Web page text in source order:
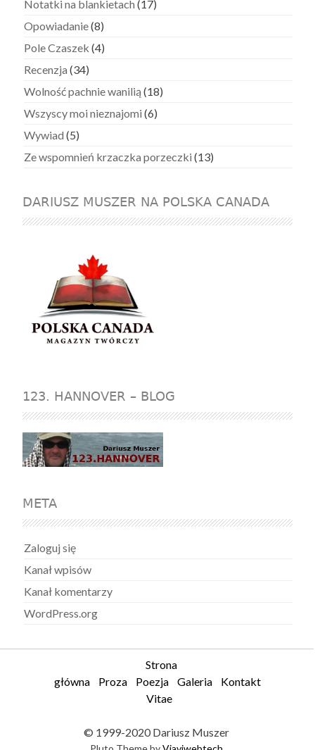
Notatki na blankietach (17)
Opowiadanie(8)
Pole Czaszek (4)
Recenzja (34)
Wolność pachnie wanilią (18)
Wszyscy moi nieznajomi (6)
Wywiad (5)
Ze wspomnień krzaczka porzeczki (13)
DARIUSZ MUSZER NA POLSKA CANADA
123. HANNOVER – BLOG
META
Zaloguj się
Kanał wpisów
Kanał komentarzy
WordPress.org
Strona
główna
Proza Poezja Galeria
Kontakt
Vitae
© 1999-2020 Dariusz Muszer